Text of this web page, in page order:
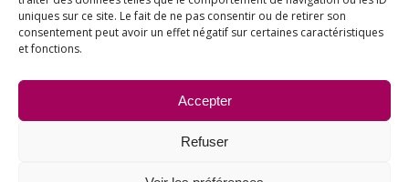
uniques sur ce site. Le fait de ne pas consentir ou de retirer son
consentement peut avoir un effet négatif sur certaines caractéristiques
et fonctions.
Accepter
Refuser
13/06 – Visite guidée à Nuits-Saint-Georges
Date et heure : 13/06 – 12/08 – 12/09 à 9h30 Lieu